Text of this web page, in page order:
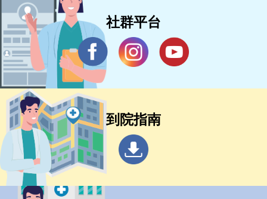
社群平台
到院指南